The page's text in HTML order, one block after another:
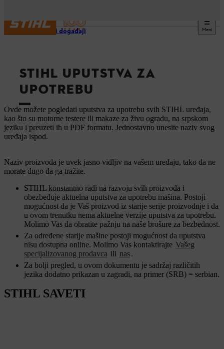
Meni
Usluge i događaji
STIHL UPUTSTVA ZA
UPOTREBU
Ovde možete pogledati uputstva za upotrebu svih STIHL uređaja,
kao što su motorne testere ili makaze za živu ogradu, na srpskom
jeziku i preuzeti ih u PDF formatu. Jednostavno unesite naziv svog
uređaja ispod.
Naziv proizvoda je uvek jasno vidljiv na vašem uređaju, tako da ne
morate dugo da ga tražite.
STIHL konstantno radi na razvoju svih proizvoda i
obezbeđuje aktuelna uputstva za upotrebu mašina. Postoji
mogućnost da je Vaš proizvod iz starije serije proizvodnje i da
u ovom trenutku nema aktuelne verzije uputstva za upotrebu.
Molimo Vas da obratite pažnju na naše brošure za bezbednost.
Za određene starije mašine postoji mogućnost da uputstva
nisu dostupna online. Molimo Vas kontaktirajte Vašeg
specijalizovanog prodavca ili nas.
Za bolji pregled, u ovom dokumentu je sadržaj različitih
jezika dodatno prikazan u zagradi, na primer (SRB) = serbian.
STIHL SAVETI